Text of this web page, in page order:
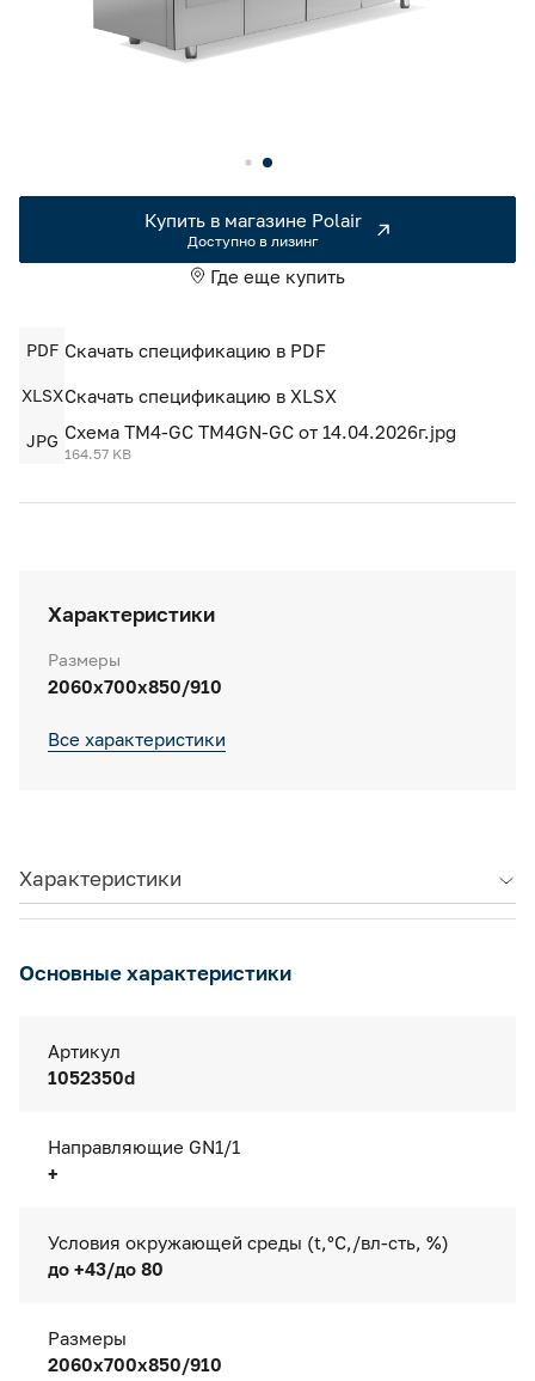
Характеристики
Размеры
2060x700x850/910
Все характеристики
Купить в магазине Polair
Доступно в лизинг
Где еще купить
PDF Скачать спецификацию в PDF
XLSXСкачать спецификацию в XLSX
JPG Схема ТМ4-GC ТМ4GN-GC от 14.04.2026г.jpg
164.57 KB
Характеристики
Основные характеристики
Артикул
1052350d
Направляющие GN1/1
+
Условия окружающей среды (t,°C,/вл-сть, %)
до +43/до 80
Размеры
2060x700x850/910
Камеры холодильные
Машины холодильные
Решения для Вашего Dark Store
Smart Serviсe
Единый доступ по QR-коду ко всей информации об изделии